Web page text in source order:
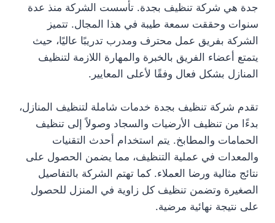
جدة هي شركة تنظيف بجدة. تأسست الشركة منذ عدة
سنوات وحققت سمعة طيبة في هذا المجال. تتميز
الشركة بفريق عمل محترف ومدرب تدريبًا عاليًا، حيث
يتمتع أعضاء الفريق بالخبرة والمهارة اللازمة لتنظيف
المنازل بشكل فعال وفقًا لأعلى المعايير.
تقدم شركة تنظيف بجدة خدمات شاملة لتنظيف المنازل،
بدءًا من تنظيف الأرضيات والسجاد وصولاً إلى تنظيف
الحمامات والمطابخ. يتم استخدام أحدث التقنيات
والمعدات في عملية التنظيف، مما يضمن الحصول على
نتائج مثالية ورضا العملاء. كما تهتم الشركة بالتفاصيل
الصغيرة وتضمن تنظيف كل زاوية في المنزل للحصول
على نتيجة نهائية مرضية.